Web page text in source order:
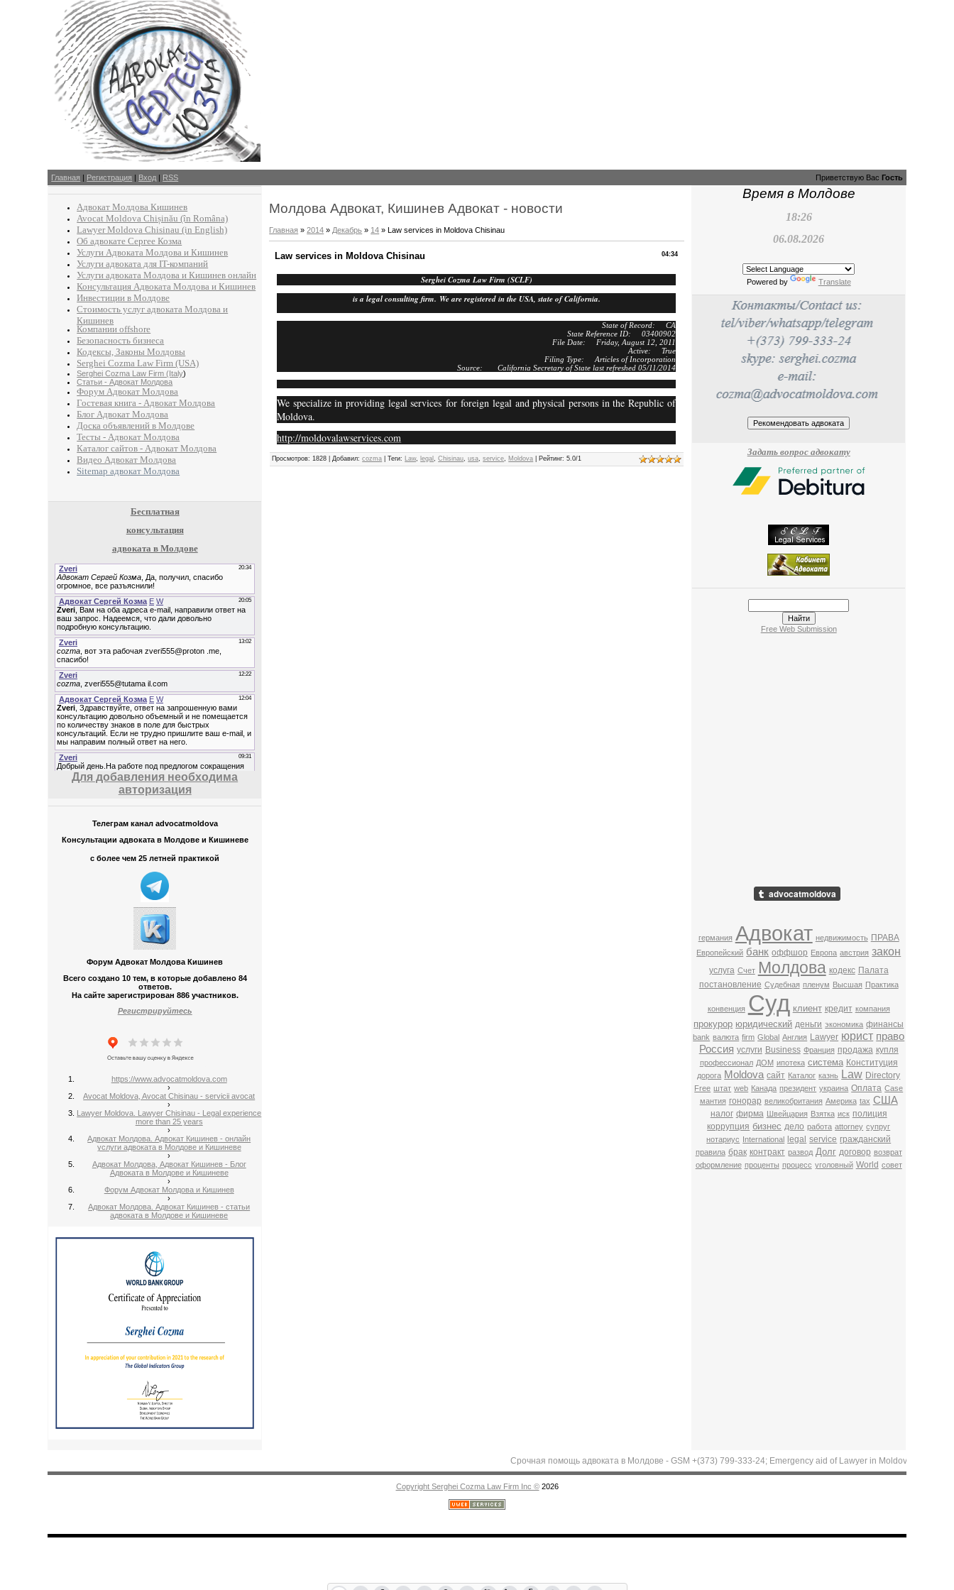
Главная | Регистрация | Вход | RSS Приветствую Вас Гость
Адвокат Молдова Кишинев
Avocat Moldova Chișinău (în Româna)
Lawyer Moldova Chisinau (in English)
Об адвокате Сергее Козма
Услуги Адвоката Молдова и Кишинев
Услуги адвоката для IT-компаний
Услуги адвоката Молдова и Кишинев онлайн
Консультация Адвоката Молдова и Кишинев
Инвестиции в Молдове
Стоимость услуг адвоката Молдова и
Кишинев
Компании offshore
Безопасность бизнеса
Кодексы, Законы Молдовы
Serghei Cozma Law Firm (USA)
Serghei Cozma Law Firm (Italy)
Статьи - Адвокат Молдова
Форум Адвокат Молдова
Гостевая книга - Адвокат Молдова
Блог Адвокат Молдова
Доска объявлений в Молдове
Тесты - Адвокат Молдова
Каталог сайтов - Адвокат Молдова
Видео Адвокат Молдова
Sitemap адвокат Молдова
Бесплатная
консультация
адвоката в Молдове
Для добавления необходима
авторизация
Телеграм канал advocatmoldova
Консультации адвоката в Молдове и Кишиневе
с более чем 25 летней практикой
Форум Адвокат Молдова Кишинев
Всего создано 10 тем, в которые добавлено 84
ответов.
На сайте зарегистрирован 886 участников.
Регистрируйтесь
https://www.advocatmoldova.com
›
Avocat Moldova, Avocat Chisinau - servicii avocat
›
Lawyer Moldova. Lawyer Chisinau - Legal experience
more than 25 years
›
Адвокат Молдова. Адвокат Кишинев - онлайн
услуги адвоката в Молдове и Кишиневе
›
Адвокат Молдова, Адвокат Кишинев - Блог
Адвоката в Молдове и Кишиневе
›
Форум Адвокат Молдова и Кишинев
›
Адвокат Молдова. Адвокат Кишинев - статьи
адвоката в Молдове и Кишиневе
Молдова Адвокат, Кишинев Адвокат - новости
Главная »2014 » Декабрь » 14 » Law services in Moldova Chisinau
04:34
Law services in Moldova Chisinau
Serghei Cozma Law Firm (SCLF)
is a legal consulting firm. We are registered in the USA, state of California.
State of Record: CA
State Reference ID: 03400902
File Date: Friday, August 12, 2011
Active: True
Filing Type: Articles of Incorporation
Source: California Secretary of State last refreshed 05/11/2014
We specialize in providing legal services for foreign legal and physical persons in the Republic of
Moldova.
http://moldovalawservices.com
Просмотров: 1828 |Добавил: cozma |Теги: Law, legal,Chisinau,usa,service, Moldova Рейтинг: 5.0/1
Время в Молдове
18:26
06.08.2026
Powered by Translate
Задать вопрос адвокату
Free Web Submission
германия Адвокат недвижимость ПРАВА
Европейский банк оффшор Европа австрия закон
услуга Счет Молдова кодекс Палата
постановление Судебная пленум Высшая Практика
конвенция Суд клиент кредит компания
прокурор юридический деньги экономика финансы
bank валюта firm Global Англия Lawyer юрист право
Россия услуги Business Франция продажа купля
профессионал ДОМ ипотека система Конституция
дорога Moldova сайт Каталог казнь Law Directory
Free штат web Канада президент украина Оплата Case
мантия гонорар великобритания Америка tax США
налог фирма Швейцария Взятка иск полиция
коррупция бизнес дело работа attorney супруг
нотариус International legal service гражданский
правила брак контракт развод Долг договор возврат
оформление проценты процесс уголовный World совет
Срочная помощь адвоката в Молдове - GSM +(373) 799-333-24; Emergency aid of Lawyer in Moldova. Call now:
Copyright Serghei Cozma Law Firm Inc ©2026